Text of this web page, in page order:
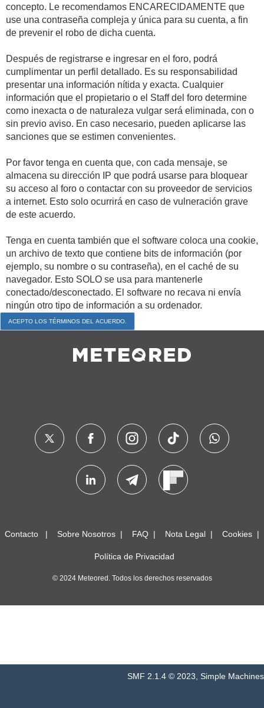
concepto. Le recomendamos ENCARECIDAMENTE que
use una contraseña compleja y única para su cuenta, a fin
de prevenir el robo de dicha cuenta.
Después de registrarse e ingresar en el foro, podrá
cumplimentar un perfil detallado. Es su responsabilidad
presentar una información nítida y exacta. Cualquier
información que el propietario o el Staff del foro determine
como inexacta o de naturaleza vulgar será eliminada, con o
sin previo aviso. En caso necesario, pueden aplicarse las
sanciones que se estimen convenientes.
Por favor tenga en cuenta que, con cada mensaje, se
almacena su dirección IP que podrá usarse para bloquear
su acceso al foro o contactar con su proveedor de servicios
a internet. Esto solo ocurrirá en caso de vulneración grave
de este acuerdo.
Tenga en cuenta también que el software coloca una cookie,
un archivo de texto que contiene bits de información (por
ejemplo, su nombre o su contraseña), en el caché de su
navegador. Esto SOLO se usa para mantenerle
conectado/desconectado. El software no recava ni envía
ningún otro tipo de información a su ordenador.
Contacto Sobre Nosotros FAQ Nota Legal Cookies
Política de Privacidad
© 2024 Meteored. Todos los derechos reservados
SMF 2.1.4 © 2023 Simple Machines